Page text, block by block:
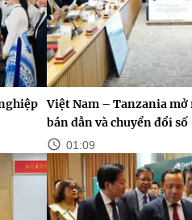
Việt Nam – Tanzania mở
bán dẫn và chuyển đổi số
01:09